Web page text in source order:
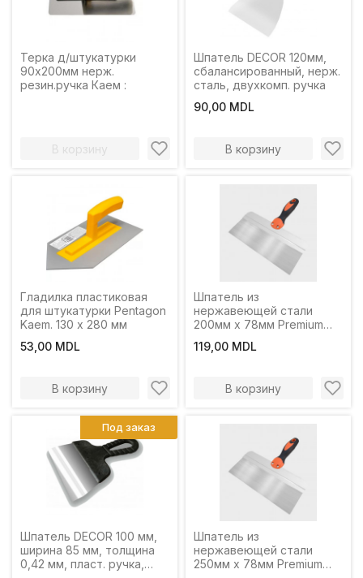
Терка д/штукатурки
90х200мм нерж.
резин.ручка Каем :
В корзину
Шпатель DECOR 120мм,
сбалансированный, нерж.
сталь, двухкомп. ручка
90,00 MDL
В корзину
Гладилка пластиковая
для штукатурки Pentagon
Kaem. 130 x 280 мм
53,00 MDL
В корзину
Шпатель из
нержавеющей стали
200мм x 78мм Premium
119,00 MDL
В корзину
Шпатель DECOR 100 мм,
ширина 85 мм, толщина
0,42 мм, пласт. ручка,
Под заказ
Шпатель из
нержавеющей стали
250мм x 78мм Premium